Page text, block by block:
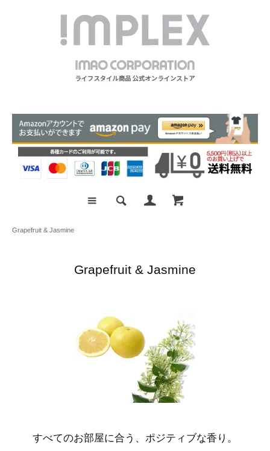
Grapefruit & Jasmine
Grapefruit & Jasmine
すべてのお部屋に合う、ポジティブな香り。